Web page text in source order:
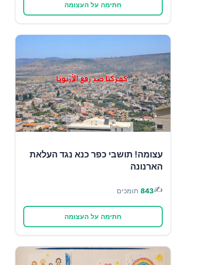
חתימה על העצומה
עצומה! תושבי כפר כנא נגד העלאת
הארנונה
✍️
843 תומכים
חתימה על העצומה